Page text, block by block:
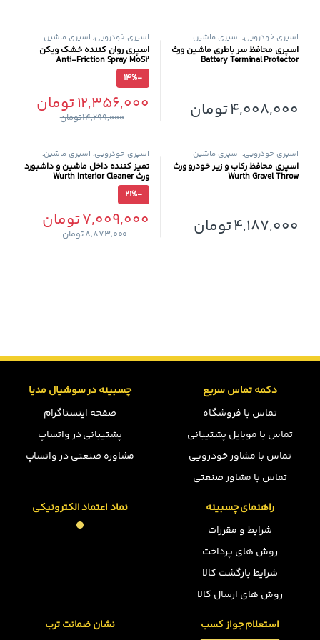
اسپری خودرویی, اسپری ماشین
اسپری محافظ سر باطری ماشین ورث
Battery Terminal Protector
4,008,000تومان
اسپری خودرویی, اسپری ماشین
اسپری روان کننده خشک ویکن
Anti-Friction Spray MoS2
-
14%
12,356,000تومان
14,299,000تومان
اسپری خودرویی, اسپری ماشین
اسپری محافظ رکاب و زیر خودرو ورث
Wurth Gravel Throw
4,187,000تومان
اسپری خودرویی, اسپری ماشین,
محافظ تودوزی خودرو
تمیز کننده داخل ماشین و داشبورد
ورث Wurth Interior Cleaner
-
21%
7,009,000تومان
8,873,000تومان
دکمه تماس سریع
تماس با فروشگاه
تماس با موبایل پشتیبانی
تماس با مشاور خودرویی
تماس با مشاور صنعتی
چسبینه در سوشیال مدیا
صفحه اینستاگرام
پشتیبانی در واتساپ
مشاوره صنعتی در واتساپ
راهنمای چسبینه
شرایط و مقررات
روش های پرداخت
شرایط بازگشت کالا
روش های ارسال کالا
نماد اعتماد الکترونیکی
استعلام جواز کسب نشان ضمانت ترب